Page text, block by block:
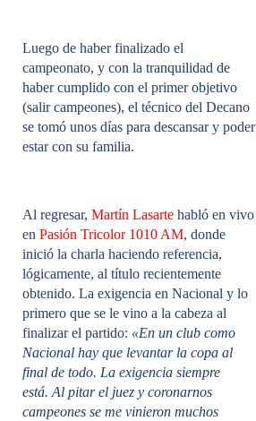
Luego de haber finalizado el
campeonato, y con la tranquilidad de
haber cumplido con el primer objetivo
(salir campeones), el técnico del Decano
se tomó unos días para descansar y poder
estar con su familia.
Al regresar, Martín Lasarte habló en vivo
en Pasión Tricolor 1010 AM, donde
inició la charla haciendo referencia,
lógicamente, al título recientemente
obtenido. La exigencia en Nacional y lo
primero que se le vino a la cabeza al
finalizar el partido: «En un club como
Nacional hay que levantar la copa al
final de todo. La exigencia siempre
está. Al pitar el juez y coronarnos
campeones se me vinieron muchos